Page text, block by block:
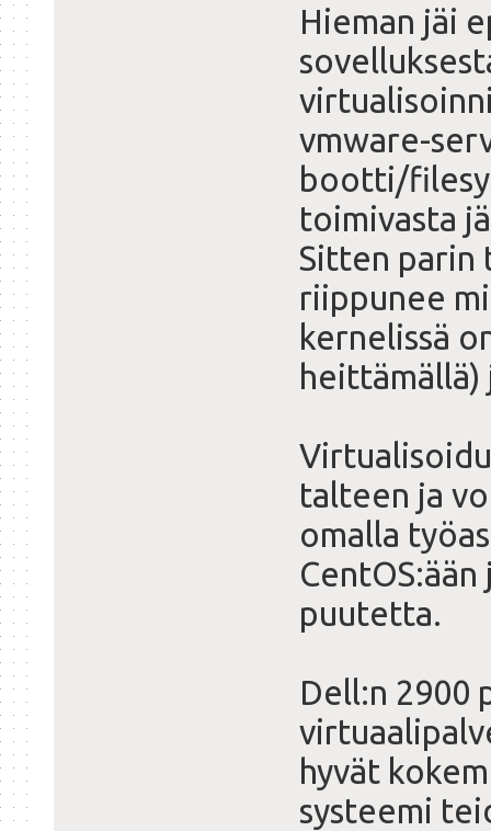
Hieman jäi
vmware-
bootti/
toimivasta
Sitten parin
riippunee
kernelissä
talteen ja
omalla
puutetta.
Dell:n 2900
hyvät
systeemi